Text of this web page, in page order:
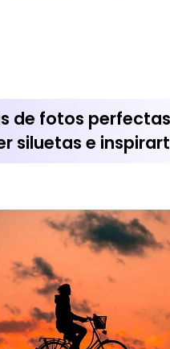
de fotos
siluetas e